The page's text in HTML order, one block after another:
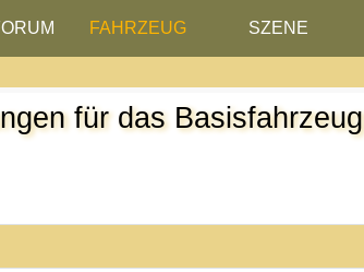
FAHRZEUG SZENE
für das Basisfahrzeug